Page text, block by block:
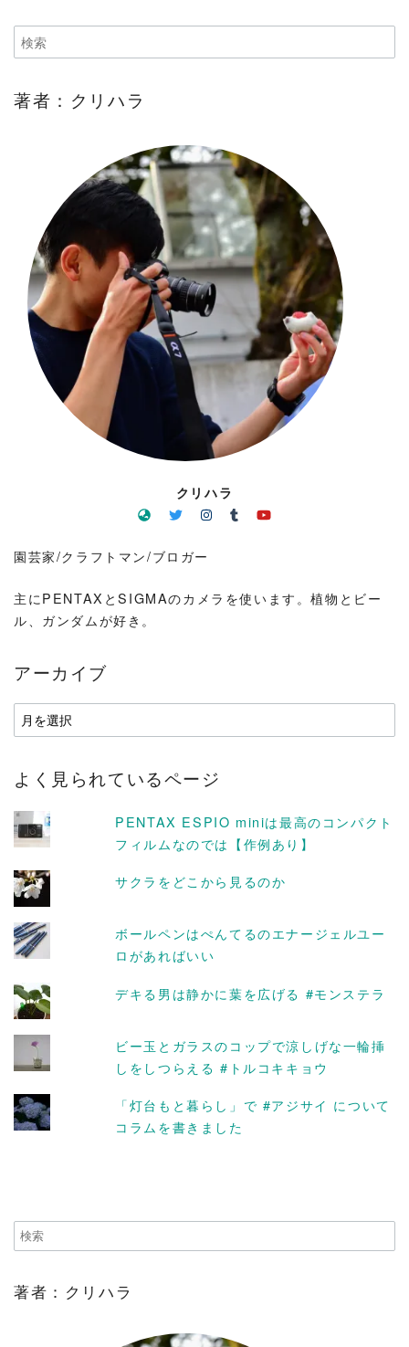
著者：クリハラ
クリハラ
園芸家/クラフトマン/ブロガー
主にPENTAXとSIGMAのカメラを使います。植物とビー
ル、ガンダムが好き。
アーカイブ
ア
ー
イ
よく見られているページ
PENTAX ESPIO miniは最高のコンパクト
フィルムなのでは【作例あり】
サクラをどこから見るのか
ボールペンはぺんてるのエナージェルユー
ロがあればいい
デキる男は静かに葉を広げる #モンステラ
ビー玉とガラスのコップで涼しげな一輪挿
しをしつらえる #トルコキキョウ
「灯台もと暮らし」で #アジサイ について
コラムを書きました
著者：クリハラ